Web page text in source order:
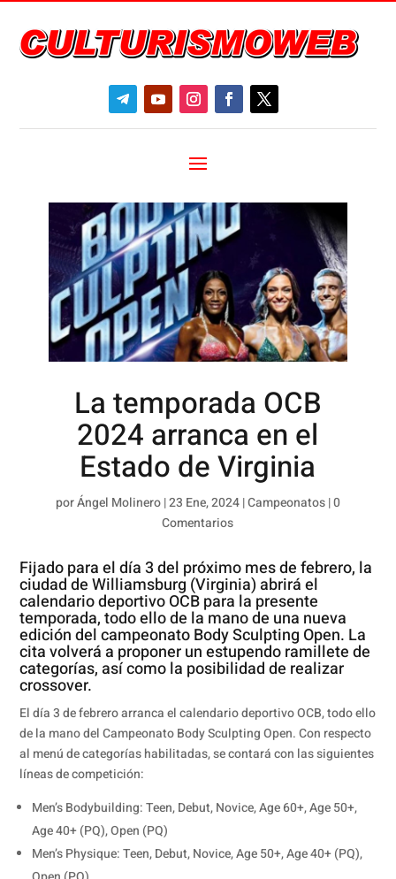
La temporada OCB
2024 arranca en el
Estado de Virginia
porÁngel Molinero|23 Ene, 2024|Campeonatos|0
Comentarios
Fijado para el día 3 del próximo mes de febrero, la
ciudad de Williamsburg (Virginia) abrirá el
calendario deportivo OCB para la presente
temporada, todo ello de la mano de una nueva
edición del campeonato Body Sculpting Open. La
cita volverá a proponer un estupendo ramillete de
categorías, así como la posibilidad de realizar
crossover.
El día 3 de febrero arranca el calendario deportivo OCB, todo ello
de la mano del Campeonato Body Sculpting Open. Con respecto
al menú de categorías habilitadas, se contará con las siguientes
líneas de competición:
Men’s Bodybuilding: Teen, Debut, Novice, Age 60+, Age 50+,
Age 40+ (PQ), Open (PQ)
Men’s Physique: Teen, Debut, Novice, Age 50+, Age 40+ (PQ),